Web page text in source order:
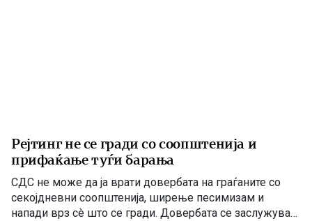
Рејтинг не се гради со соопштенија и
прифаќање туѓи барања
СДС не може да ја врати довербата на граѓаните со
секојдневни соопштенија, ширење песимизам и
напади врз сè што се гради. Довербата се заслужува